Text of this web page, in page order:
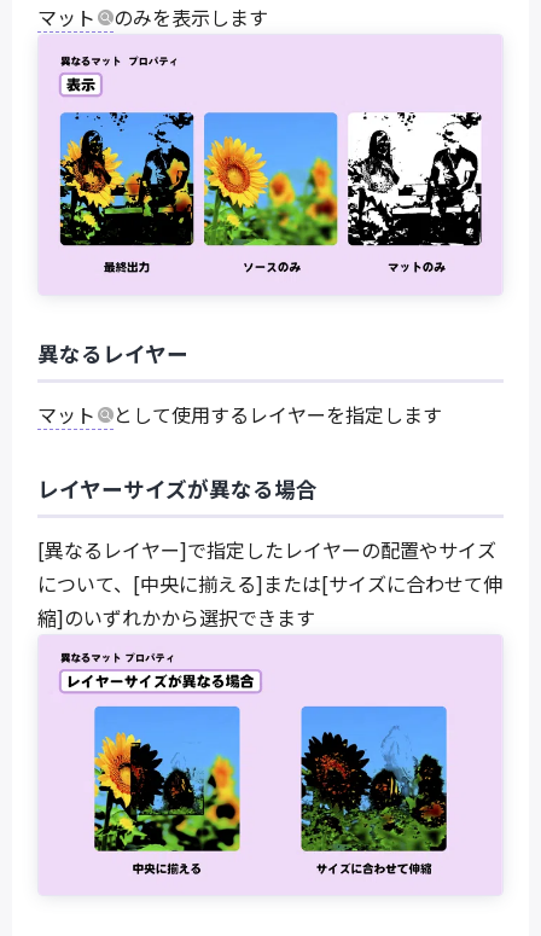
マット
のみを表示します
異なるレイヤー
マット として使用するレイヤーを指定します
レイヤーサイズが異なる場合
[異なるレイヤー]で指定したレイヤーの配置やサイズ
について、[中央に揃える]または[サイズに合わせて伸
縮]のいずれかから選択できます